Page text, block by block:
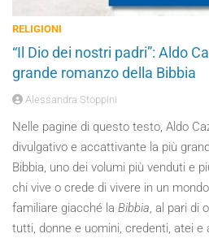
RELIGIONI
“Il Dio dei nostri padri”: Aldo
grande romanzo della Bibbia
Alessandra Stoppini
Nelle pagine di questo testo, Aldo
divulgativo e accattivante la più
Bibbia, uno dei volumi più venduti e
chi vive o crede di vivere in un
familiare giacché la Bibbia, al pari di
tutti, donne e uomini, credenti, atei e